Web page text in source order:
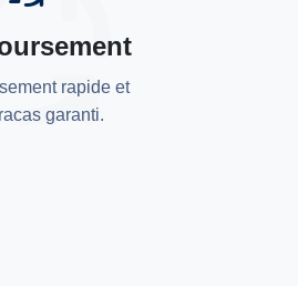
rapide et
garanti.